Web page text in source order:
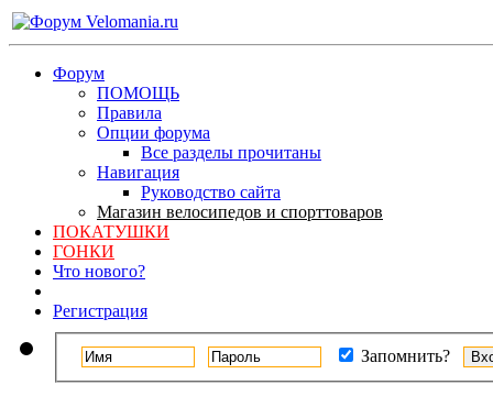
Форум
ПОМОЩЬ
Правила
Опции форума
Все разделы прочитаны
Навигация
Руководство сайта
Магазин велосипедов и спорттоваров
ПОКАТУШКИ
ГОНКИ
Что нового?
Регистрация
Запомнить?